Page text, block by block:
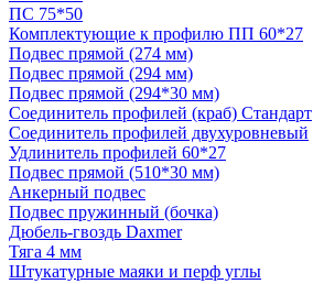
ПС 75*50
Комплектующие к профилю ПП 60*27
Подвес прямой (274 мм)
Подвес прямой (294 мм)
Подвес прямой (294*30 мм)
Соединитель профилей (краб) Стандарт
Соединитель профилей двухуровневый
Удлинитель профилей 60*27
Подвес прямой (510*30 мм)
Анкерный подвес
Подвес пружинный (бочка)
Дюбель-гвоздь Daxmer
Тяга 4 мм
Штукатурные маяки и перф углы